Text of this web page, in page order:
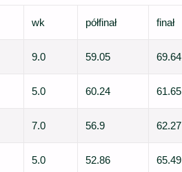
wk półfinał finał
9.0 59.05 69.64
5.0 60.24 61.65
7.0 56.9 62.27
5.0 52.86 65.49